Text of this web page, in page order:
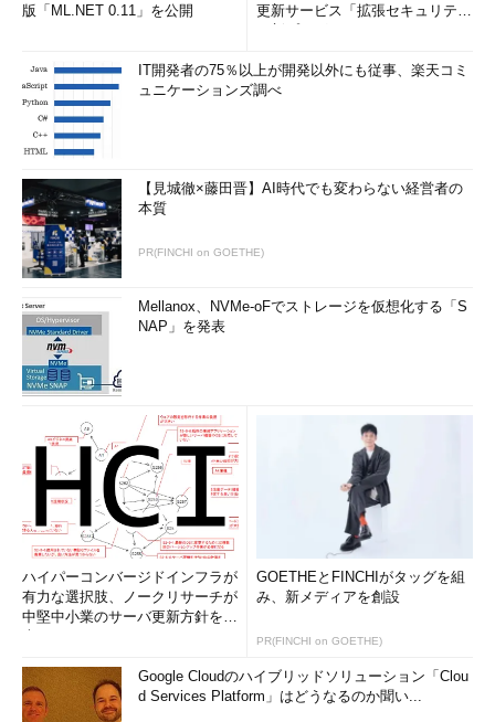
版「ML.NET 0.11」を公開
更新サービス「拡張セキュリティ
IT開発者の75％以上が開発以外にも従事、楽天コミ
ュニケーションズ調べ
【見城徹×藤田晋】AI時代でも変わらない経営者の
本質
PR(FINCHI on GOETHE)
Mellanox、NVMe-oFでストレージを仮想化する「S
NAP」を発表
ハイパーコンバージドインフラが
有力な選択肢、ノークリサーチが
中堅中小業のサーバ更新方針を調
GOETHEとFINCHIがタッグを組
み、新メディアを創設
PR(FINCHI on GOETHE)
Google Cloudのハイブリッドソリューション「Clou
d Services Platform」はどうなるのか聞い...